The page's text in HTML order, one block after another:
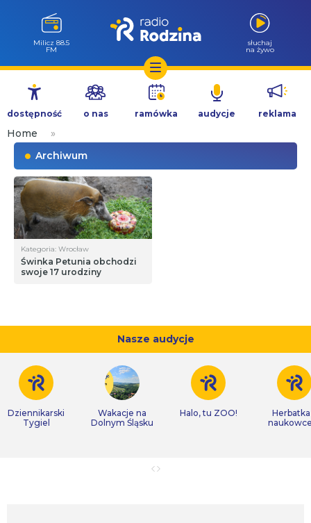
Przejdź
treści
Milicz 88.5
FM
słuchaj
na żywo
dostępność o nas ramówka audycje reklama
Home
»
Archiwum
Kategoria: Wrocław
Świnka Petunia obchodzi
swoje 17 urodziny
Nasze audycje
Dziennikarski
Tygiel
Wakacje na
Dolnym Śląsku
Halo, tu ZOO!